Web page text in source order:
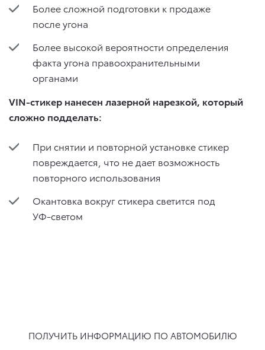
Более сложной подготовки к продаже
после угона
Более высокой вероятности определения
факта угона правоохранительными
органами
VIN-стикер нанесен лазерной нарезкой, который
сложно подделать:
При снятии и повторной установке стикер
повреждается, что не дает возможность
повторного использования
Окантовка вокруг стикера светится под
УФ-светом